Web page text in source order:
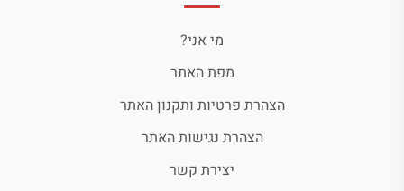
מי אני?
מפת האתר
הצהרת פרטיות ותקנון האתר
הצהרת נגישות האתר
יצירת קשר